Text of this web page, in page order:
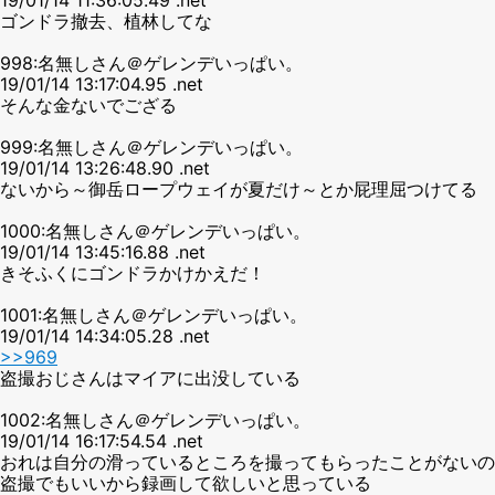
ゴンドラ撤去、植林してな
998:名無しさん＠ゲレンデいっぱい。
19/01/14 13:17:04.95 .net
そんな金ないでござる
999:名無しさん＠ゲレンデいっぱい。
19/01/14 13:26:48.90 .net
ないから～御岳ロープウェイが夏だけ～とか屁理屈つけてる
1000:名無しさん＠ゲレンデいっぱい。
19/01/14 13:45:16.88 .net
きそふくにゴンドラかけかえだ！
1001:名無しさん＠ゲレンデいっぱい。
19/01/14 14:34:05.28 .net
>>969
盗撮おじさんはマイアに出没している
1002:名無しさん＠ゲレンデいっぱい。
19/01/14 16:17:54.54 .net
おれは自分の滑っているところを撮ってもらったことがない
盗撮でもいいから録画して欲しいと思っている